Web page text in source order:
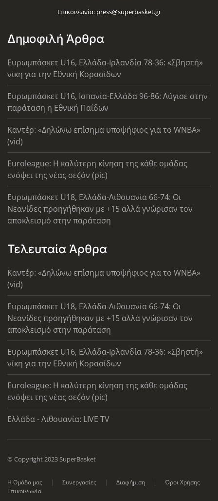
Επικοινωνία: press@superbasket.gr
Δημοφιλή Άρθρα
Ευρωμπάσκετ U16, Ελλάδα-Ιρλανδία 78-36: «Σβηστή»
νίκη για την Εθνική Κορασίδων
Ευρωμπάσκετ U16, Ισπανία-Ελλάδα 96-86: Λύγισε στην
παράταση η Εθνική Παίδων
Καντέρ: «Δηλώνω επίσημα υποψήφιος για το WNBA»
(vid)
Euroleague: Η καλύτερη κίνηση της κάθε ομάδας
ενόψει της νέας σεζόν (pic)
Ευρωμπάσκετ U18, Ελλάδα-Λιθουανία 66-74: Οι
Νεανίδες προηγήθηκαν με +15 αλλά γνώρισαν τον
αποκλεισμό στην παράταση
Τελευταία Άρθρα
Καντέρ: «Δηλώνω επίσημα υποψήφιος για το WNBA»
(vid)
Ευρωμπάσκετ U18, Ελλάδα-Λιθουανία 66-74: Οι
Νεανίδες προηγήθηκαν με +15 αλλά γνώρισαν τον
αποκλεισμό στην παράταση
Ευρωμπάσκετ U16, Ελλάδα-Ιρλανδία 78-36: «Σβηστή»
νίκη για την Εθνική Κορασίδων
Euroleague: Η καλύτερη κίνηση της κάθε ομάδας
ενόψει της νέας σεζόν (pic)
Ελλάδα - Λιθουανία: LIVE TV
© Copyright 2023 SuperBasket
Η Ομάδα μας Συνεργασίες Διαφήμιση
Όροι Χρήσης
Επικοινωνία